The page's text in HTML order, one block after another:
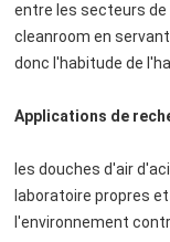
entre les secteurs
cleanroom en
donc l'habitude de
Applications de
les douches d'air
laboratoire propres
l'environnement